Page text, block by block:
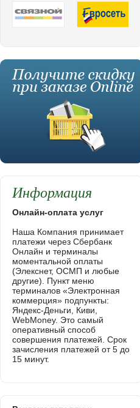
Информация
Онлайн-оплата услуг
Наша Компания принимает
платежи через Сбербанк
Онлайн и терминалы
моментальной оплаты
(Элекснет, ОСМП и любые
другие). Пункт меню
терминалов «Электронная
коммерция» подпункты:
Яндекс-Деньги, Киви,
WebMoney. Это самый
оперативный способ
совершения платежей. Срок
зачисления платежей от 5 до
15 минут.